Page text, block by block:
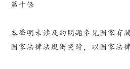
第十條
本聲明未涉及的問題參見國家有
國家法律法規衝突時，以國家法